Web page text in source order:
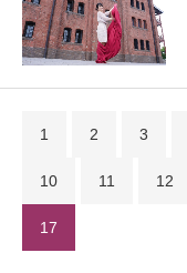
1 2 3
10 11 12
17